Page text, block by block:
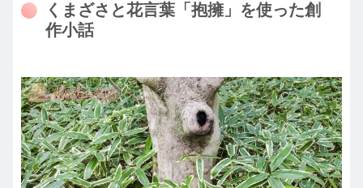
くまざさと花言葉「抱擁」を使った創
作小話